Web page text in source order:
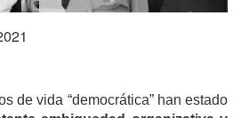
de vida “democrática” han estado